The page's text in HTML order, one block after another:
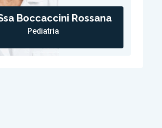
Boccaccini Rossana
Pediatria